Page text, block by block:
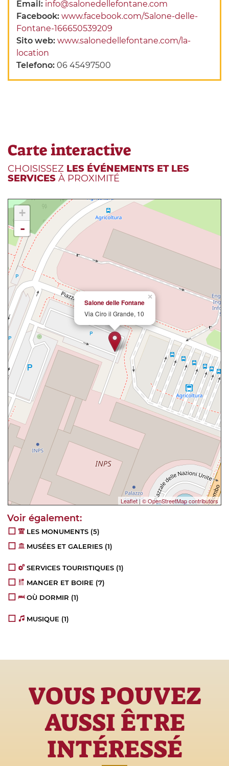
Email: info@salonedellefontane.com
Facebook:www.facebook.com/Salone-delle-
Fontane-166650539209
Sito web:www.salonedellefontane.com/la-
location
Telefono:06 45497500
Carte interactive
CHOISISSEZ LES ÉVÉNEMENTS ET LES
SERVICES À PROXIMITÉ
×
Salone delle Fontane
Via Ciro il Grande, 10
+
-
Leaflet|© OpenStreetMap contributors
LES MONUMENTS (5)
MUSÉES ET GALERIES (1)
SERVICES TOURISTIQUES (1)
MANGER ET BOIRE (7)
OÙ DORMIR (1)
MUSIQUE (1)
VOUS POUVEZ
AUSSI ÊTRE
INTÉRESSÉ